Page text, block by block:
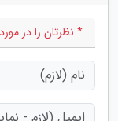
* نظرتان را در